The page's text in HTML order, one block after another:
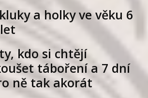
a holky ve věku 6
kdo si chtějí
táboření a 7 dní
ně tak akorát